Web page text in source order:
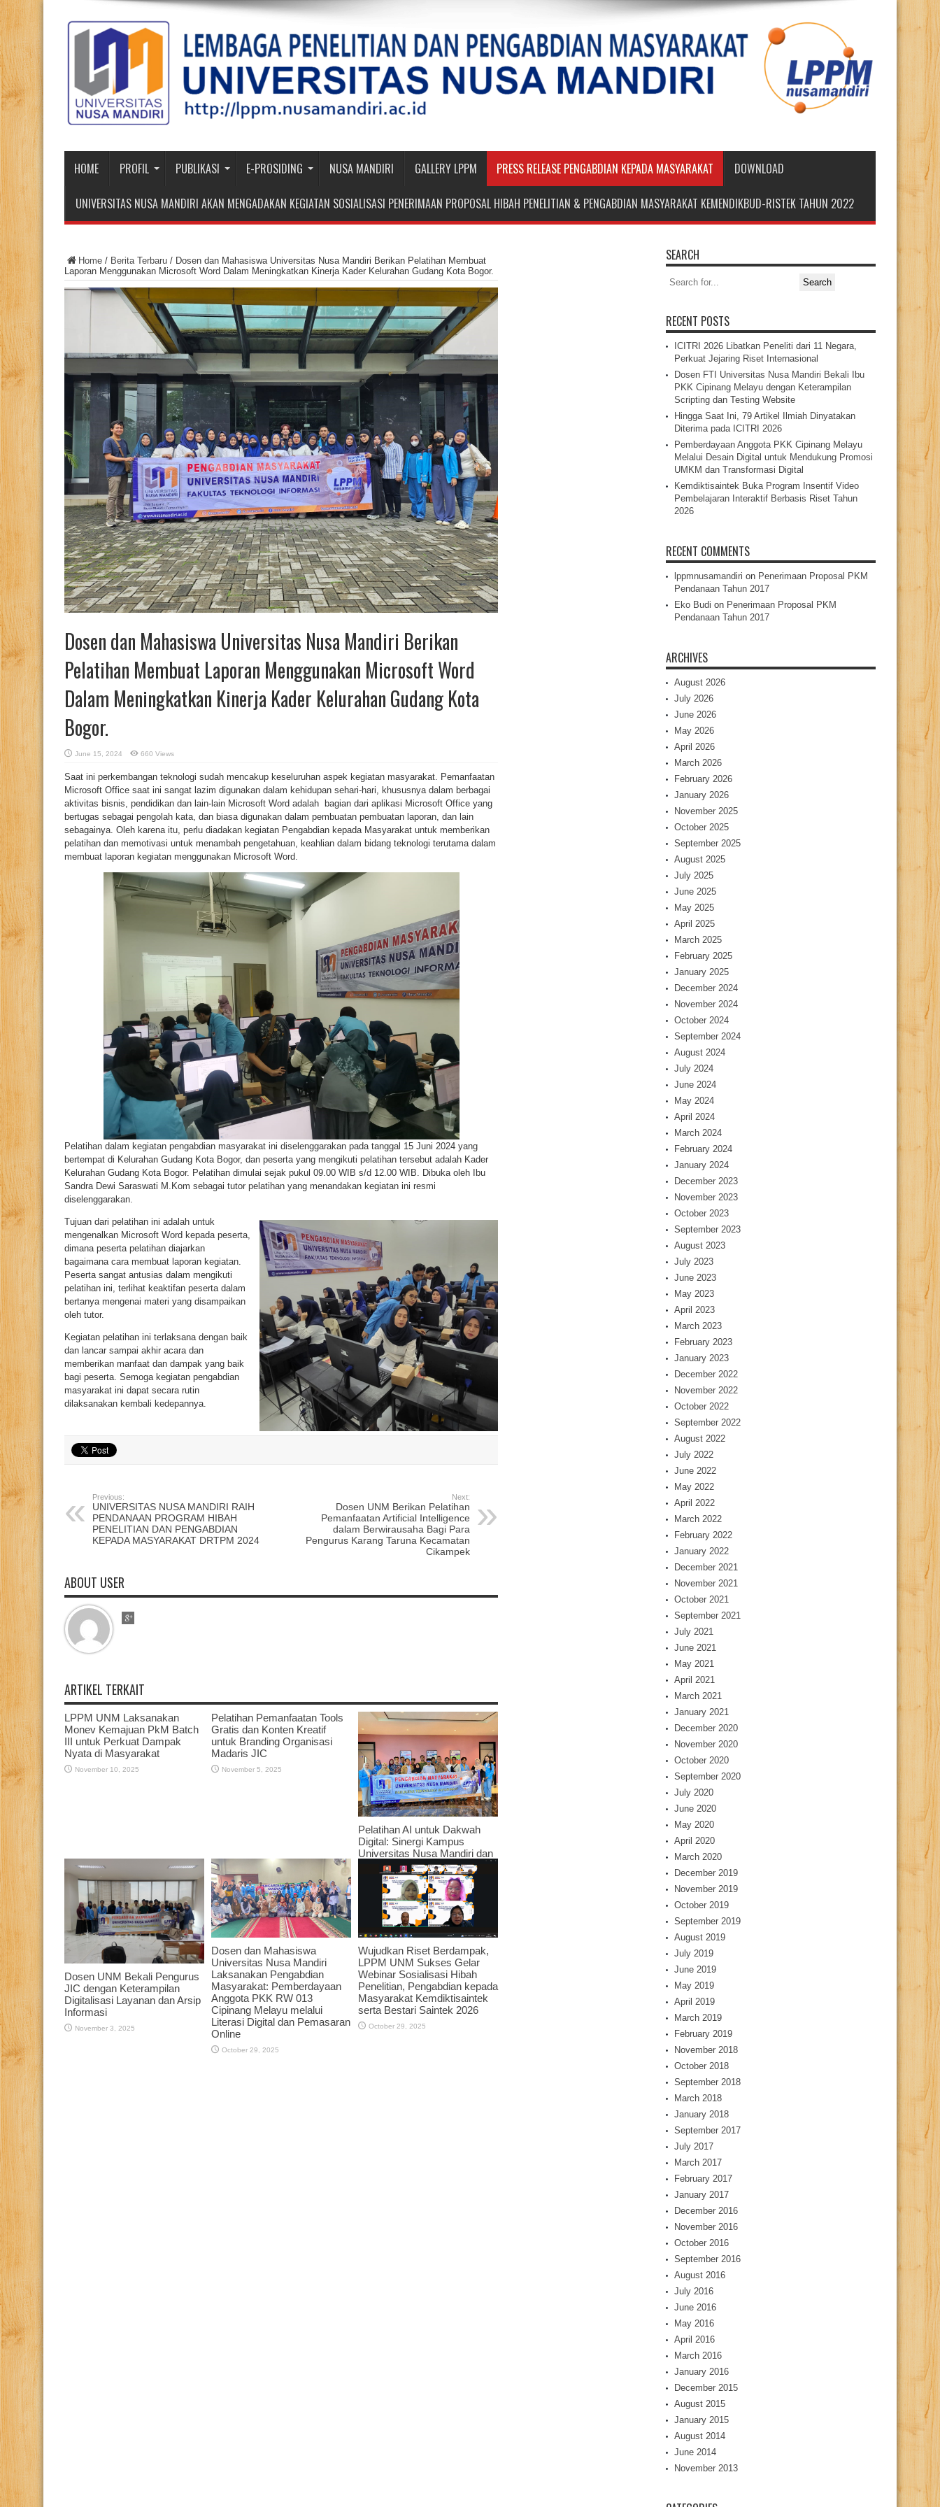
HOME PROFIL PUBLIKASI E-PROSIDING NUSA MANDIRI GALLERY LPPM PRESS RELEASE PENGABDIAN KEPADA MASYARAKAT DOWNLOAD
UNIVERSITAS NUSA MANDIRI AKAN MENGADAKAN KEGIATAN SOSIALISASI PENERIMAAN PROPOSAL HIBAH PENELITIAN & PENGABDIAN MASYARAKAT KEMENDIKBUD-RISTEK TAHUN 2022
Home / Berita Terbaru / Dosen dan Mahasiswa Universitas Nusa Mandiri Berikan Pelatihan Membuat
Laporan Menggunakan Microsoft Word Dalam Meningkatkan Kinerja Kader Kelurahan Gudang Kota Bogor.
Dosen dan Mahasiswa Universitas Nusa Mandiri Berikan
Pelatihan Membuat Laporan Menggunakan Microsoft Word
Dalam Meningkatkan Kinerja Kader Kelurahan Gudang Kota
Bogor.
June 15, 2024 660 Views
Saat ini perkembangan teknologi sudah mencakup keseluruhan aspek kegiatan masyarakat. Pemanfaatan
Microsoft Office saat ini sangat lazim digunakan dalam kehidupan sehari-hari, khususnya dalam berbagai
aktivitas bisnis, pendidikan dan lain-lain Microsoft Word adalah bagian dari aplikasi Microsoft Office yang
bertugas sebagai pengolah kata, dan biasa digunakan dalam pembuatan pembuatan laporan, dan lain
sebagainya. Oleh karena itu, perlu diadakan kegiatan Pengabdian kepada Masyarakat untuk memberikan
pelatihan dan memotivasi untuk menambah pengetahuan, keahlian dalam bidang teknologi terutama dalam
membuat laporan kegiatan menggunakan Microsoft Word.
Pelatihan dalam kegiatan pengabdian masyarakat ini diselenggarakan pada tanggal 15 Juni 2024 yang
bertempat di Kelurahan Gudang Kota Bogor, dan peserta yang mengikuti pelatihan tersebut adalah Kader
Kelurahan Gudang Kota Bogor. Pelatihan dimulai sejak pukul 09.00 WIB s/d 12.00 WIB. Dibuka oleh Ibu
Sandra Dewi Saraswati M.Kom sebagai tutor pelatihan yang menandakan kegiatan ini resmi
diselenggarakan.
Tujuan dari pelatihan ini adalah untuk
mengenalkan Microsoft Word kepada peserta,
dimana peserta pelatihan diajarkan
bagaimana cara membuat laporan kegiatan.
Peserta sangat antusias dalam mengikuti
pelatihan ini, terlihat keaktifan peserta dalam
bertanya mengenai materi yang disampaikan
oleh tutor.
Kegiatan pelatihan ini terlaksana dengan baik
dan lancar sampai akhir acara dan
memberikan manfaat dan dampak yang baik
bagi peserta. Semoga kegiatan pengabdian
masyarakat ini dapat secara rutin
dilaksanakan kembali kedepannya.
Previous:
UNIVERSITAS NUSA MANDIRI RAIH
PENDANAAN PROGRAM HIBAH
PENELITIAN DAN PENGABDIAN
KEPADA MASYARAKAT DRTPM 2024
Next:
Dosen UNM Berikan Pelatihan
Pemanfaatan Artificial Intelligence
dalam Berwirausaha Bagi Para
Pengurus Karang Taruna Kecamatan
Cikampek
ABOUT USER
ARTIKEL TERKAIT
LPPM UNM Laksanakan
Monev Kemajuan PkM Batch
III untuk Perkuat Dampak
Nyata di Masyarakat
November 10, 2025
Pelatihan Pemanfaatan Tools
Gratis dan Konten Kreatif
untuk Branding Organisasi
Madaris JIC
November 5, 2025
Pelatihan AI untuk Dakwah
Digital: Sinergi Kampus
Universitas Nusa Mandiri dan
JPRMI di Era Teknologi
November 3, 2025
Dosen UNM Bekali Pengurus
JIC dengan Keterampilan
Digitalisasi Layanan dan Arsip
Informasi
November 3, 2025
Dosen dan Mahasiswa
Universitas Nusa Mandiri
Laksanakan Pengabdian
Masyarakat: Pemberdayaan
Anggota PKK RW 013
Cipinang Melayu melalui
Literasi Digital dan Pemasaran
Online
October 29, 2025
Wujudkan Riset Berdampak,
LPPM UNM Sukses Gelar
Webinar Sosialisasi Hibah
Penelitian, Pengabdian kepada
Masyarakat Kemdiktisaintek
serta Bestari Saintek 2026
October 29, 2025
SEARCH
Search
for:
RECENT POSTS
ICITRI 2026 Libatkan Peneliti dari 11 Negara,
Perkuat Jejaring Riset Internasional
Dosen FTI Universitas Nusa Mandiri Bekali Ibu
PKK Cipinang Melayu dengan Keterampilan
Scripting dan Testing Website
Hingga Saat Ini, 79 Artikel Ilmiah Dinyatakan
Diterima pada ICITRI 2026
Pemberdayaan Anggota PKK Cipinang Melayu
Melalui Desain Digital untuk Mendukung Promosi
UMKM dan Transformasi Digital
Kemdiktisaintek Buka Program Insentif Video
Pembelajaran Interaktif Berbasis Riset Tahun
2026
RECENT COMMENTS
lppmnusamandiri on Penerimaan Proposal PKM
Pendanaan Tahun 2017
Eko Budi on Penerimaan Proposal PKM
Pendanaan Tahun 2017
ARCHIVES
August 2026
July 2026
June 2026
May 2026
April 2026
March 2026
February 2026
January 2026
November 2025
October 2025
September 2025
August 2025
July 2025
June 2025
May 2025
April 2025
March 2025
February 2025
January 2025
December 2024
November 2024
October 2024
September 2024
August 2024
July 2024
June 2024
May 2024
April 2024
March 2024
February 2024
January 2024
December 2023
November 2023
October 2023
September 2023
August 2023
July 2023
June 2023
May 2023
April 2023
March 2023
February 2023
January 2023
December 2022
November 2022
October 2022
September 2022
August 2022
July 2022
June 2022
May 2022
April 2022
March 2022
February 2022
January 2022
December 2021
November 2021
October 2021
September 2021
July 2021
June 2021
May 2021
April 2021
March 2021
January 2021
December 2020
November 2020
October 2020
September 2020
July 2020
June 2020
May 2020
April 2020
March 2020
December 2019
November 2019
October 2019
September 2019
August 2019
July 2019
June 2019
May 2019
April 2019
March 2019
February 2019
November 2018
October 2018
September 2018
March 2018
January 2018
September 2017
July 2017
March 2017
February 2017
January 2017
December 2016
November 2016
October 2016
September 2016
August 2016
July 2016
June 2016
May 2016
April 2016
March 2016
January 2016
December 2015
August 2015
January 2015
August 2014
June 2014
November 2013